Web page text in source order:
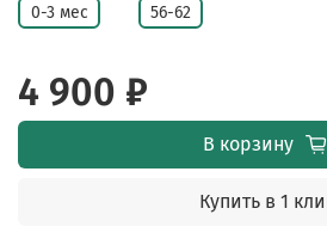
0-3 мес 56-62
4 900 ₽
В корзину
Купить в 1